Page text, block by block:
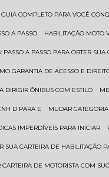
GUIA COMPLETO PARA VOCÊ
A PASSO HABILITAÇÃO
PASSO A PASSO PARA OBTER SUA
GARANTIA DE ACESSO E
DIRIGIR ÔNIBUS COM ESTILO
D PARA E MUDAR
IMPERDÍVEIS PARA INICIAR
SUA CARTEIRA DE HABILITAÇÃO
CARTEIRA DE MOTORISTA COM